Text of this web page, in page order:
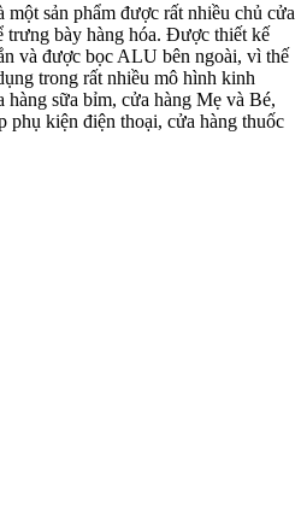
sản phẩm được rất nhiều chủ cửa
bày hàng hóa. Được thiết kế
và được bọc ALU bên ngoài, vì thế
trong rất nhiều mô hình kinh
hàng sữa bỉm, cửa hàng Mẹ và Bé,
phụ kiện điện thoại, cửa hàng thuốc